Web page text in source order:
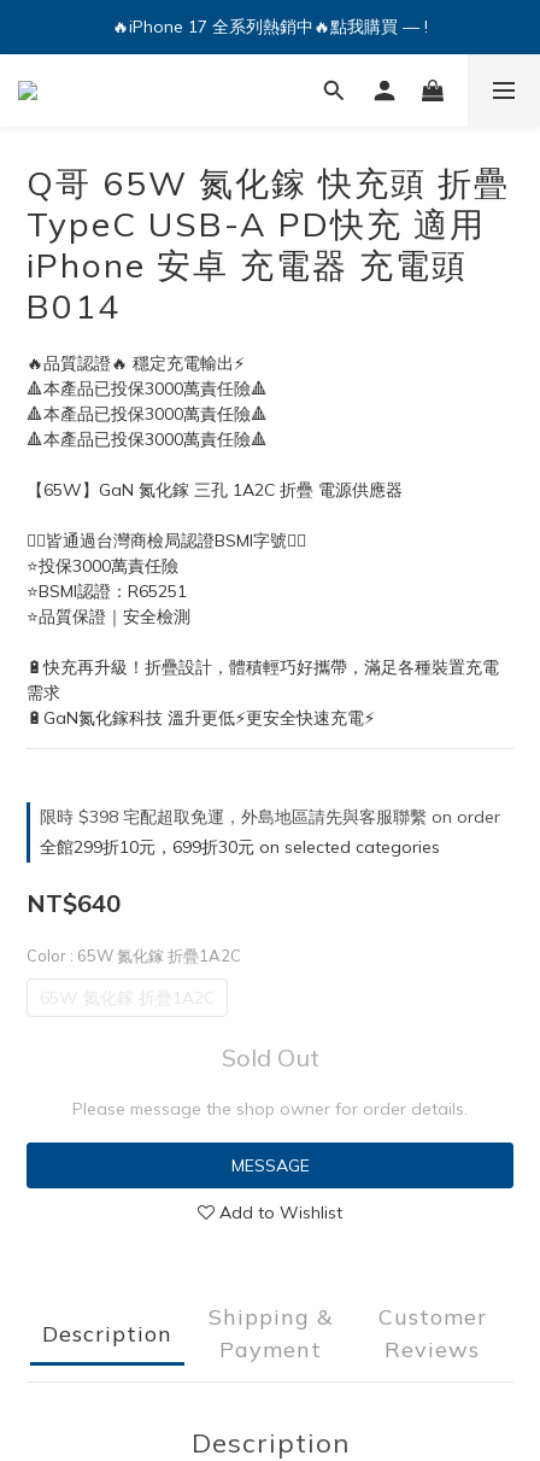
🔥iPhone 17 全系列熱銷中🔥點我購買 — !
💕加入Q哥 Line 新好友領優惠券！🎫
Q哥 65W 氮化鎵 快充頭 折疊
TypeC USB-A PD快充 適用
iPhone 安卓 充電器 充電頭
B014
🔥品質認證🔥 穩定充電輸出⚡️
🔺本產品已投保3000萬責任險🔺
🔺本產品已投保3000萬責任險🔺
🔺本產品已投保3000萬責任險🔺
【65W】GaN 氮化鎵 三孔 1A2C 折疊 電源供應器
👍🏻皆通過台灣商檢局認證BSMI字號👍🏻
⭐投保3000萬責任險
⭐BSMI認證：R65251
⭐品質保證｜安全檢測
🔋快充再升級！折疊設計，體積輕巧好攜帶，滿足各種裝置充電
需求
🔋GaN氮化鎵科技 溫升更低⚡️更安全快速充電⚡️
限時 $398 宅配超取免運，外島地區請先與客服聯繫 on order
全館299折10元，699折30元 on selected categories
NT$640
Color : 65W 氮化鎵 折疊1A2C
65W 氮化鎵 折疊1A2C
Sold Out
Please message the shop owner for order details.
MESSAGE
Add to Wishlist
Description
Shipping &
Payment
Customer
Reviews
Description